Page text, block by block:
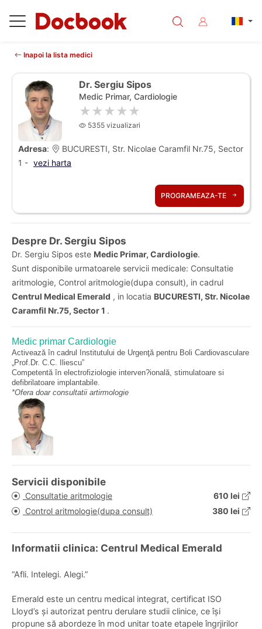
Inapoi la lista medici
Dr. Sergiu Sipos
Medic Primar, Cardiologie
★★★★★
5355 vizualizari
Adresa:
BUCURESTI, Str. Nicolae Caramfil Nr.75, Sector
1 - vezi harta
PROGRAMEAZA-TE
Despre Dr. Sergiu Sipos
Dr. Sergiu Sipos este Medic Primar, Cardiologie.
Sunt disponibile urmatoarele servicii medicale: Consultatie
aritmologie, Control aritmologie(dupa consult), in cadrul
Centrul Medical Emerald , in locatia BUCURESTI, Str. Nicolae
Caramfil Nr.75, Sector 1 .
Medic primar Cardiologie
Activează în cadrul Institutului de Urgenţă pentru Boli Cardiovasculare
„Prof.Dr. C.C. Iliescu”
Competentă în electrofiziologie interven?ională, stimulatoare si
defibrilatoare implantabile.
*Ofera doar consultatii artirmologie
Servicii disponibile
Consultatie aritmologie
610 lei
Control aritmologie(dupa consult)
380 lei
Informatii clinica: Centrul Medical Emerald
“Afli. Intelegi. Alegi.”
Emerald este un centru medical integrat, certificat ISO
Lloyd’s și autorizat pentru derulare studii clinice, ce își
propune să abordeze în mod unitar toate etapele îngrjirilor